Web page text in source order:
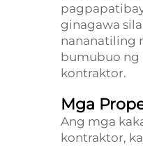
ginagawa
nananatiling
bumubuo ng
kontraktor.
Mga
Ang mga
kontraktor,